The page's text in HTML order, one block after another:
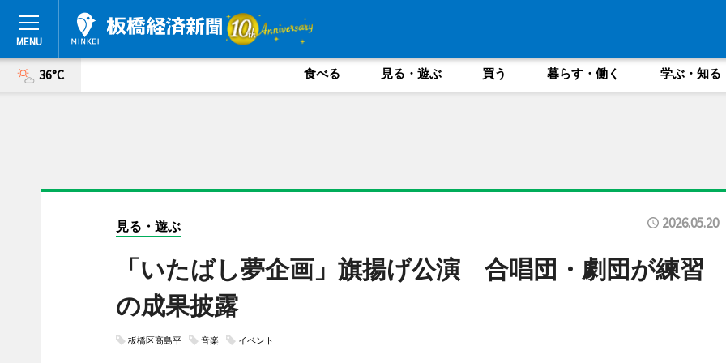
36°C 食べる 見る・遊ぶ 買う 暮らす・働く 学ぶ・知る
見る・遊ぶ 2026.05.20
「いたばし夢企画」旗揚げ公演 合唱団・劇団が練習
の成果披露
板橋区高島平 音楽 イベント